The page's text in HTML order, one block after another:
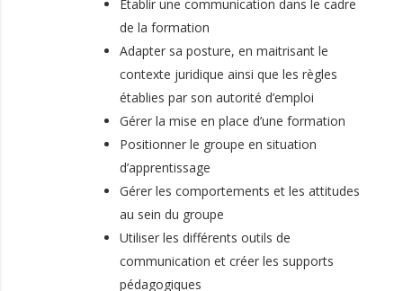
Etablir une communication dans le cadre
de la formation
Adapter sa posture, en maitrisant le
contexte juridique ainsi que les règles
établies par son autorité d’emploi
Gérer la mise en place d’une formation
Positionner le groupe en situation
d’apprentissage
Gérer les comportements et les attitudes
au sein du groupe
Utiliser les différents outils de
communication et créer les supports
pédagogiques